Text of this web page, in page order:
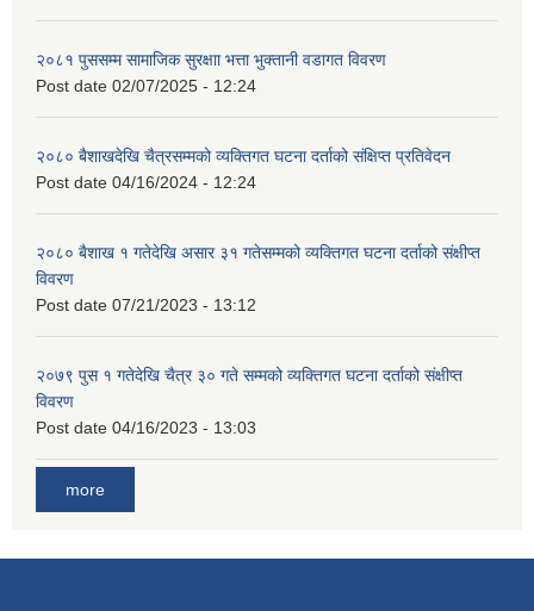
२०८१ पुससम्म सामाजिक सुरक्षाा भत्ता भुक्तानी वडागत विवरण
Post date 02/07/2025 - 12:24
२०८० बैशाखदेखि चैत्रसम्मको व्यक्तिगत घटना दर्ताको संक्षिप्त प्रतिवेदन
Post date 04/16/2024 - 12:24
२०८० बैशाख १ गतेदेखि असार ३१ गतेसम्मको व्यक्तिगत घटना दर्ताको संक्षीप्त
विवरण
Post date 07/21/2023 - 13:12
२०७९ पुस १ गतेदेखि चैत्र ३० गते सम्मको व्यक्तिगत घटना दर्ताको संक्षीप्त
विवरण
Post date 04/16/2023 - 13:03
more